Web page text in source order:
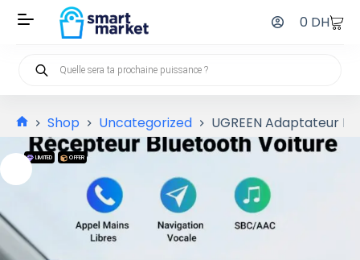
0 DH
Shop Uncategorized UGREEN Adaptateur
LIMITED OFFER